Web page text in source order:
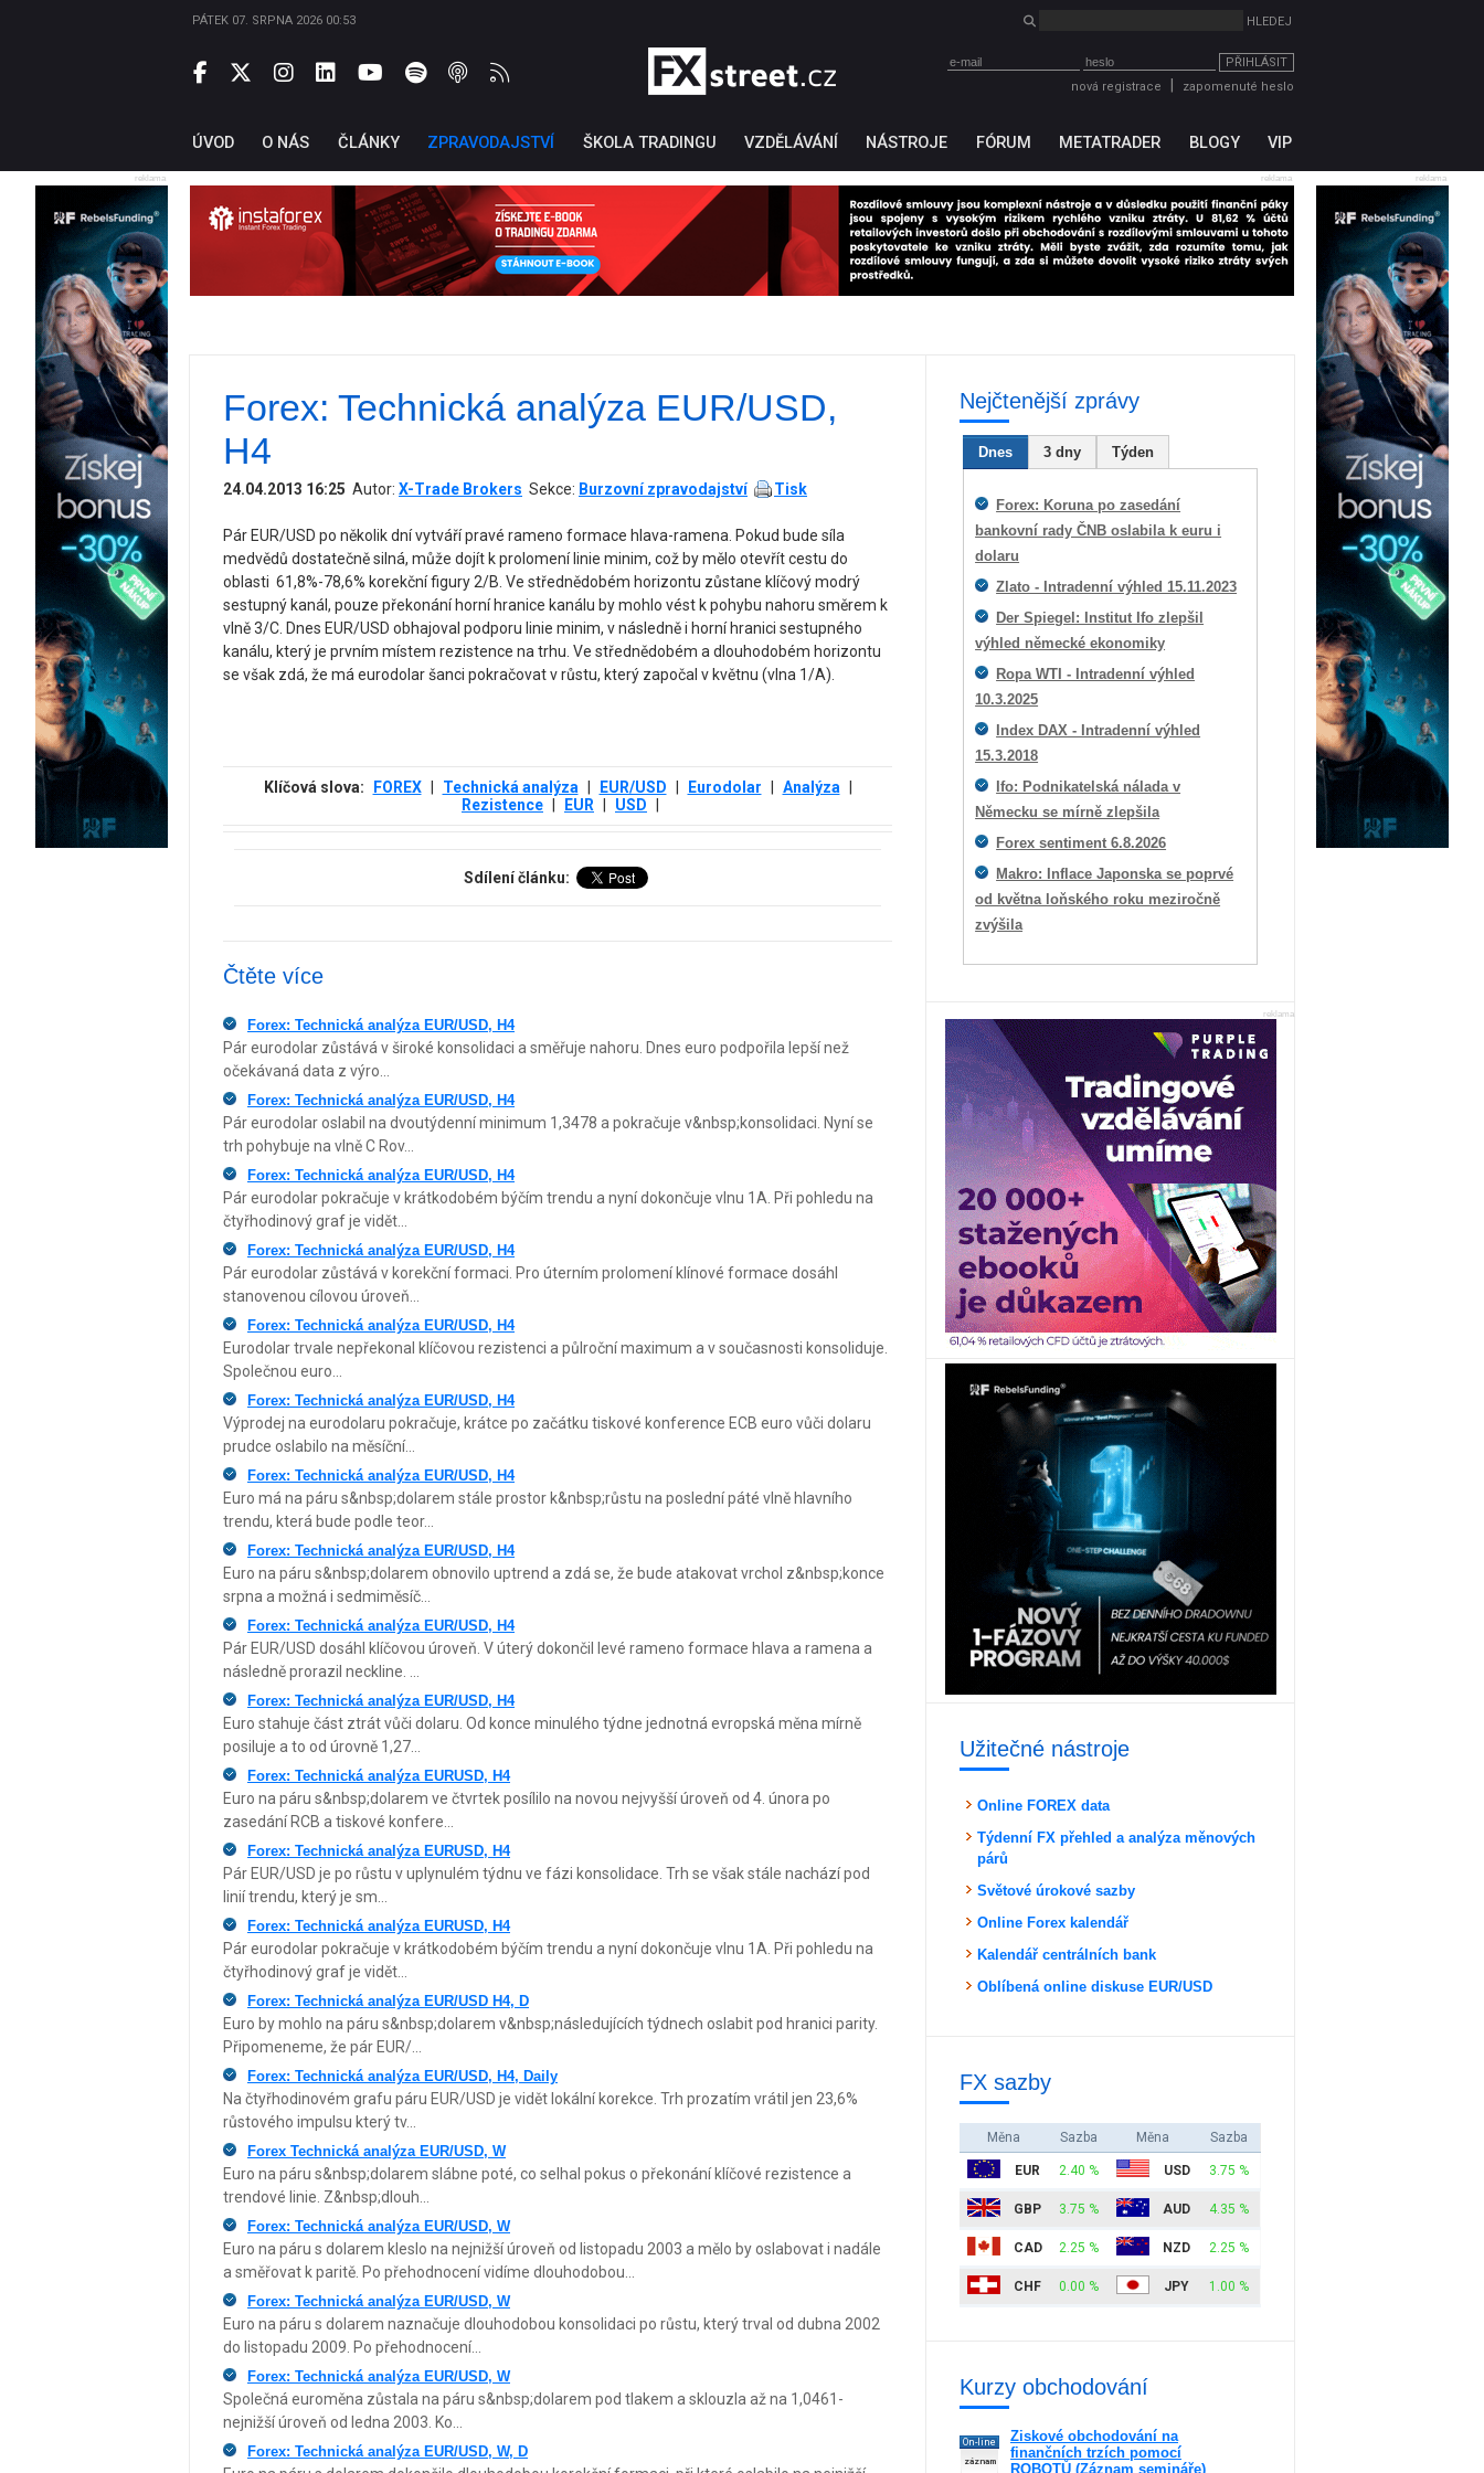
PÁTEK 07. SRPNA 2026 00:53
PŘIHLÁSIT
nová registrace
zapomenuté heslo
ÚVOD O NÁS ČLÁNKY ZPRAVODAJSTVÍ ŠKOLA TRADINGU VZDĚLÁVÁNÍ NÁSTROJE FÓRUM METATRADER BLOGY VIP
reklama reklama
reklama
Ticker Tapeby TradingView
Forex: Technická analýza EUR/USD,
H4
24.04.2013 16:25 Autor: X-Trade Brokers Sekce: Burzovní zpravodajství Tisk
Pár EUR/USD po několik dní vytváří pravé rameno formace hlava-ramena. Pokud bude síla
medvědů dostatečně silná, může dojít k prolomení linie minim, což by mělo otevřít cestu do
oblasti 61,8%-78,6% korekční figury 2/B. Ve střednědobém horizontu zůstane klíčový modrý
sestupný kanál, pouze překonání horní hranice kanálu by mohlo vést k pohybu nahoru směrem k
vlně 3/C. Dnes EUR/USD obhajoval podporu linie minim, v následně i horní hranici sestupného
kanálu, který je prvním místem rezistence na trhu. Ve střednědobém a dlouhodobém horizontu
se však zdá, že má eurodolar šanci pokračovat v růstu, který započal v květnu (vlna 1/A).
Klíčová slova: FOREX Technická analýza EUR/USD Eurodolar Analýza
Rezistence
EUR USD
Sdílení článku:
Čtěte více
Forex: Technická analýza EUR/USD, H4
Pár eurodolar zůstává v široké konsolidaci a směřuje nahoru. Dnes euro podpořila lepší než
očekávaná data z výro...
Forex: Technická analýza EUR/USD, H4
Pár eurodolar oslabil na dvoutýdenní minimum 1,3478 a pokračuje v&nbsp;konsolidaci. Nyní se
trh pohybuje na vlně C Rov...
Forex: Technická analýza EUR/USD, H4
Pár eurodolar pokračuje v krátkodobém býčím trendu a nyní dokončuje vlnu 1A. Při pohledu na
čtyřhodinový graf je vidět...
Forex: Technická analýza EUR/USD, H4
Pár eurodolar zůstává v korekční formaci. Pro úterním prolomení klínové formace dosáhl
stanovenou cílovou úroveň...
Forex: Technická analýza EUR/USD, H4
Eurodolar trvale nepřekonal klíčovou rezistenci a půlroční maximum a v současnosti konsoliduje.
Společnou euro...
Forex: Technická analýza EUR/USD, H4
Výprodej na eurodolaru pokračuje, krátce po začátku tiskové konference ECB euro vůči dolaru
prudce oslabilo na měsíční...
Forex: Technická analýza EUR/USD, H4
Euro má na páru s&nbsp;dolarem stále prostor k&nbsp;růstu na poslední páté vlně hlavního
trendu, která bude podle teor...
Forex: Technická analýza EUR/USD, H4
Euro na páru s&nbsp;dolarem obnovilo uptrend a zdá se, že bude atakovat vrchol z&nbsp;konce
srpna a možná i sedmiměsíč...
Forex: Technická analýza EUR/USD, H4
Pár EUR/USD dosáhl klíčovou úroveň. V úterý dokončil levé rameno formace hlava a ramena a
následně prorazil neckline. ...
Forex: Technická analýza EUR/USD, H4
Euro stahuje část ztrát vůči dolaru. Od konce minulého týdne jednotná evropská měna mírně
posiluje a to od úrovně 1,27...
Forex: Technická analýza EURUSD, H4
Euro na páru s&nbsp;dolarem ve čtvrtek posílilo na novou nejvyšší úroveň od 4. února po
zasedání RCB a tiskové konfere...
Forex: Technická analýza EURUSD, H4
Pár EUR/USD je po růstu v uplynulém týdnu ve fázi konsolidace. Trh se však stále nachází pod
linií trendu, který je sm...
Forex: Technická analýza EURUSD, H4
Pár eurodolar pokračuje v krátkodobém býčím trendu a nyní dokončuje vlnu 1A. Při pohledu na
čtyřhodinový graf je vidět...
Forex: Technická analýza EUR/USD H4, D
Euro by mohlo na páru s&nbsp;dolarem v&nbsp;následujících týdnech oslabit pod hranici parity.
Připomeneme, že pár EUR/...
Forex: Technická analýza EUR/USD, H4, Daily
Na čtyřhodinovém grafu páru EUR/USD je vidět lokální korekce. Trh prozatím vrátil jen 23,6%
růstového impulsu který tv...
Forex Technická analýza EUR/USD, W
Euro na páru s&nbsp;dolarem slábne poté, co selhal pokus o překonání klíčové rezistence a
trendové linie. Z&nbsp;dlouh...
Forex: Technická analýza EUR/USD, W
Euro na páru s dolarem kleslo na nejnižší úroveň od listopadu 2003 a mělo by oslabovat i nadále
a směřovat k paritě. Po přehodnocení vidíme dlouhodobou...
Forex: Technická analýza EUR/USD, W
Euro na páru s dolarem naznačuje dlouhodobou konsolidaci po růstu, který trval od dubna 2002
do listopadu 2009. Po přehodnocení...
Forex: Technická analýza EUR/USD, W
Společná euroměna zůstala na páru s&nbsp;dolarem pod tlakem a sklouzla až na 1,0461-
nejnižší úroveň od ledna 2003. Ko...
Forex: Technická analýza EUR/USD, W, D
Nejčtenější zprávy
Dnes 3 dny Týden
Forex: Koruna po zasedání
bankovní rady ČNB oslabila k euru i
dolaru
Zlato - Intradenní výhled 15.11.2023
Der Spiegel: Institut Ifo zlepšil
výhled německé ekonomiky
Ropa WTI - Intradenní výhled
10.3.2025
Index DAX - Intradenní výhled
15.3.2018
Ifo: Podnikatelská nálada v
Německu se mírně zlepšila
Forex sentiment 6.8.2026
Makro: Inflace Japonska se poprvé
od května loňského roku meziročně
zvýšila
reklama
Užitečné nástroje
Online FOREX data
Týdenní FX přehled a analýza měnových
párů
Světové úrokové sazby
Online Forex kalendář
Kalendář centrálních bank
Oblíbená online diskuse EUR/USD
FX sazby
Měna Sazba Měna Sazba
EUR 2.40 % USD 3.75 %
GBP 3.75 % AUD 4.35 %
CAD 2.25 % NZD 2.25 %
CHF 0.00 % JPY 1.00 %
Kurzy obchodování
On-line
záznam
Ziskové obchodování na
finančních trzích pomocí
ROBOTŮ (Záznam semináře)